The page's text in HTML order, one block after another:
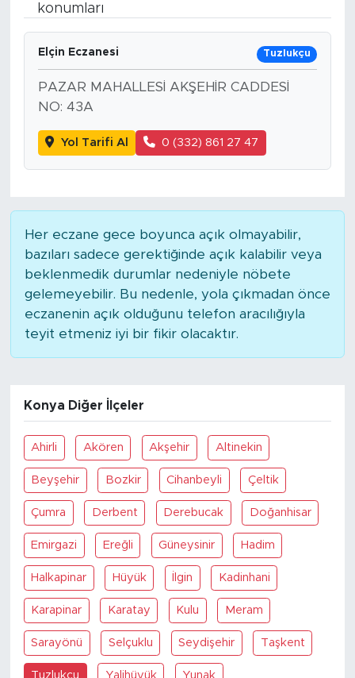
konumları
Elçin Eczanesi Tuzlukçu
PAZAR MAHALLESİ AKŞEHİR CADDESİ
NO: 43A
Yol Tarifi Al 0 (332) 861 27 47
Her eczane gece boyunca açık olmayabilir,
bazıları sadece gerektiğinde açık kalabilir veya
beklenmedik durumlar nedeniyle nöbete
gelemeyebilir. Bu nedenle, yola çıkmadan önce
eczanenin açık olduğunu telefon aracılığıyla
teyit etmeniz iyi bir fikir olacaktır.
Konya Diğer İlçeler
Ahirli Akören Akşehir Altinekin
Beyşehir Bozkir Cihanbeyli Çeltik
Çumra Derbent Derebucak Doğanhisar
Emirgazi Ereğli Güneysinir Hadim
Halkapinar Hüyük İlgin Kadinhani
Karapinar Karatay Kulu Meram
Sarayönü Selçuklu Seydişehir Taşkent
Tuzlukçu Yalihüyük Yunak